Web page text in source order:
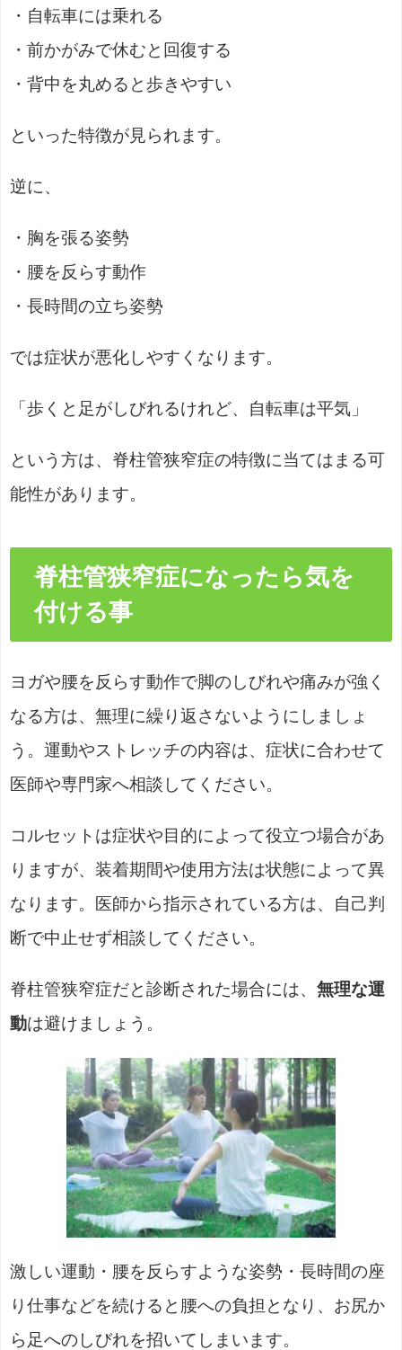
・自転車には乗れる
・前かがみで休むと回復する
・背中を丸めると歩きやすい
といった特徴が見られます。
逆に、
・胸を張る姿勢
・腰を反らす動作
・長時間の立ち姿勢
では症状が悪化しやすくなります。
「歩くと足がしびれるけれど、自転車は平気」
という方は、脊柱管狭窄症の特徴に当てはまる可
能性があります。
脊柱管狭窄症になったら気を
付ける事
ヨガや腰を反らす動作で脚のしびれや痛みが強く
なる方は、無理に繰り返さないようにしましょ
う。運動やストレッチの内容は、症状に合わせて
医師や専門家へ相談してください。
コルセットは症状や目的によって役立つ場合があ
りますが、装着期間や使用方法は状態によって異
なります。医師から指示されている方は、自己判
断で中止せず相談してください。
脊柱管狭窄症だと診断された場合には、 無理な運
動は避けましょう。
激しい運動・腰を反らすような姿勢・長時間の座
り仕事などを続けると腰への負担となり、お尻か
ら足へのしびれを招いてしまいます。